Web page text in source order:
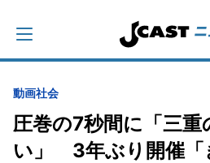
動画社会
圧巻の7秒間に「三重
い」 3年ぶり開催「